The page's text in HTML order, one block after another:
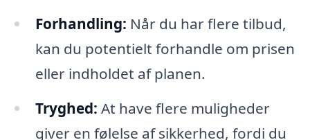
Forhandling: Når du har flere tilbud,
kan du potentielt forhandle om prisen
eller indholdet af planen.
Tryghed: At have flere muligheder
giver en følelse af sikkerhed, fordi du